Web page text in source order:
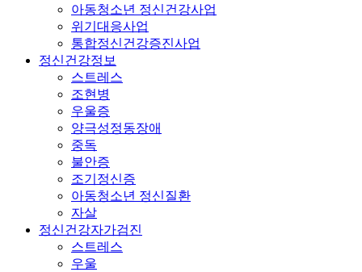
아동청소년 정신건강사업
위기대응사업
통합정신건강증진사업
정신건강정보
스트레스
조현병
우울증
양극성정동장애
중독
불안증
조기정신증
아동청소년 정신질환
자살
정신건강자가검진
스트레스
우울